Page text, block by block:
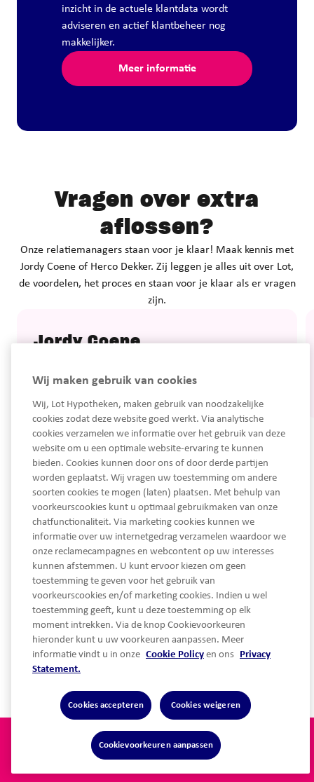
inzicht in de actuele klantdata wordt
adviseren en actief klantbeheer nog
makkelijker.
Meer informatie
Vragen over extra
aflossen?
Onze relatiemanagers staan voor je klaar! Maak kennis met
Jordy Coene of Herco Dekker. Zij leggen je alles uit over Lot,
de voordelen, het proces en staan voor je klaar als er vragen
zijn.
Jordy Coene
Mail:jordy@lothypotheken.nl
service@lothypotheken.nl
Telefoon
LinkedIn
Snel naar...
Privacy statement
Algemene voorwaarden
Disclaimer
Cookie Policy
Wij maken gebruik van cookies
Wij, Lot Hypotheken, maken gebruik van noodzakelijke
cookies zodat deze website goed werkt. Via analytische
cookies verzamelen we informatie over het gebruik van deze
website om u een optimale website-ervaring te kunnen
bieden. Cookies kunnen door ons of door derde partijen
worden geplaatst. Wij vragen uw toestemming om andere
soorten cookies te mogen (laten) plaatsen. Met behulp van
voorkeurscookies kunt u optimaal gebruikmaken van onze
chatfunctionaliteit. Via marketing cookies kunnen we
informatie over uw internetgedrag verzamelen waardoor we
onze reclamecampagnes en webcontent op uw interesses
kunnen afstemmen. U kunt ervoor kiezen om geen
toestemming te geven voor het gebruik van
voorkeurscookies en/of marketing cookies. Indien u wel
toestemming geeft, kunt u deze toestemming op elk
moment intrekken. Via de knop Cookievoorkeuren
hieronder kunt u uw voorkeuren aanpassen. Meer
informatie vindt u in onze Cookie Policy en ons Privacy
Statement.
Cookies accepteren Cookies weigeren
Cookievoorkeuren aanpassen